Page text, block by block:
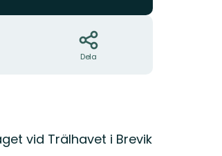
Dela
vid Trälhavet i Brevik